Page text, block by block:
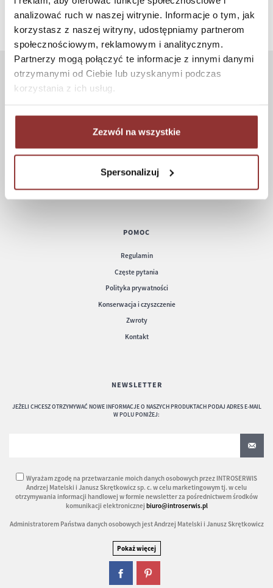
analizować ruch w naszej witrynie. Informacje o tym, jak
korzystasz z naszej witryny, udostępniamy partnerom
społecznościowym, reklamowym i analitycznym.
Partnerzy mogą połączyć te informacje z innymi danymi
otrzymanymi od Ciebie lub uzyskanymi podczas
korzystania z ich usług.
Zezwól na wszystkie
Spersonalizuj
Koszt dostawy
Informacje techniczne
POMOC
Regulamin
Częste pytania
Polityka prywatności
Konserwacja i czyszczenie
Zwroty
Kontakt
NEWSLETTER
JEŻELI CHCESZ OTRZYMYWAĆ NOWE INFORMACJE O NASZYCH PRODUKTACH PODAJ ADRES E-MAIL
W POLU PONIŻEJ:
Wyrażam zgodę na przetwarzanie moich danych osobowych przez INTROSERWIS
Andrzej Matelski i Janusz Skrętkowicz sp. c. w celu marketingowym tj. w celu
otrzymywania informacji handlowej w formie newsletter za pośrednictwem środków
komunikacji elektronicznej biuro@introserwis.pl
Administratorem Państwa danych osobowych jest Andrzej Matelski i Janusz Skrętkowicz